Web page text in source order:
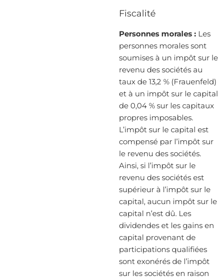
Fiscalité
Personnes morales : Les
personnes morales sont
soumises à un impôt sur le
revenu des sociétés au
taux de 13,2 % (Frauenfeld)
et à un impôt sur le capital
de 0,04 % sur les capitaux
propres imposables.
L’impôt sur le capital est
compensé par l’impôt sur
le revenu des sociétés.
Ainsi, si l’impôt sur le
revenu des sociétés est
supérieur à l’impôt sur le
capital, aucun impôt sur le
capital n’est dû. Les
dividendes et les gains en
capital provenant de
participations qualifiées
sont exonérés de l’impôt
sur les sociétés en raison